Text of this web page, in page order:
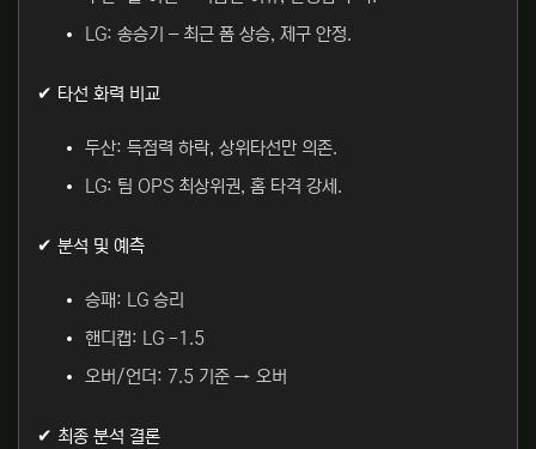
LG: 송승기 – 최근 폼 상승, 제구 안정.
✔ 타선 화력 비교
두산: 득점력 하락, 상위타선만 의존.
LG: 팀 OPS 최상위권, 홈 타격 강세.
✔ 분석 및 예측
승패: LG 승리
핸디캡: LG -1.5
오버/언더: 7.5 기준 → 오버
✔ 최종 분석 결론